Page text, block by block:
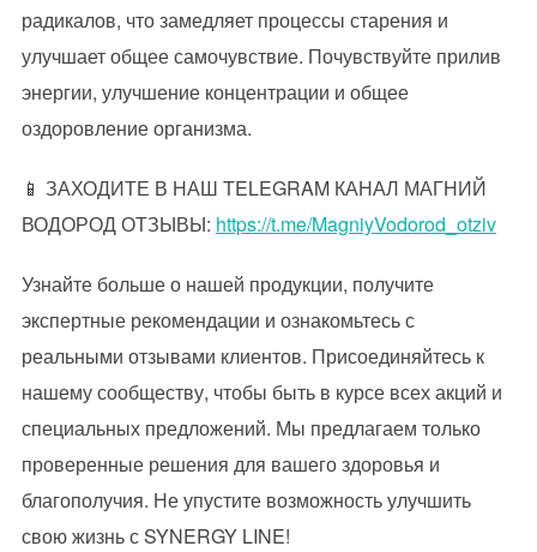
радикалов, что замедляет процессы старения и
улучшает общее самочувствие. Почувствуйте прилив
энергии, улучшение концентрации и общее
оздоровление организма.
📱 ЗАХОДИТЕ В НАШ TELEGRAM КАНАЛ МАГНИЙ
ВОДОРОД ОТЗЫВЫ: https://t.me/MagniyVodorod_otziv
Узнайте больше о нашей продукции, получите
экспертные рекомендации и ознакомьтесь с
реальными отзывами клиентов. Присоединяйтесь к
нашему сообществу, чтобы быть в курсе всех акций и
специальных предложений. Мы предлагаем только
проверенные решения для вашего здоровья и
благополучия. Не упустите возможность улучшить
свою жизнь с SYNERGY LINE!